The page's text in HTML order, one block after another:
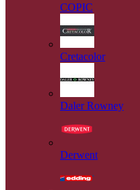
COPIC
Cretacolor
Daler Rowney
Derwent